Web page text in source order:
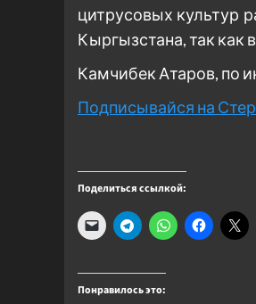
цитрусовых культур
Кыргызстана, так как
Камчибек Атаров, по
Подписывайся на
Поделиться ссылкой:
Понравилось это: